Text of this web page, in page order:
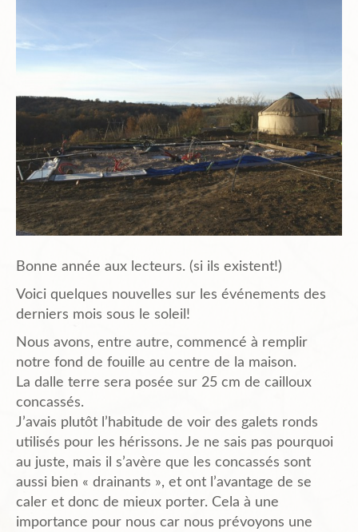
Chantiers Participatifs
Budget
Plans et Doc.
PIèces du Permis
Liens Amis
Biblio.
Bonne année aux lecteurs. (si ils existent!)
Voici quelques nouvelles sur les événements des
derniers mois sous le soleil!
Nous avons, entre autre, commencé à remplir
notre fond de fouille au centre de la maison.
La dalle terre sera posée sur 25 cm de cailloux
concassés.
J’avais plutôt l’habitude de voir des galets ronds
utilisés pour les hérissons. Je ne sais pas pourquoi
au juste, mais il s’avère que les concassés sont
aussi bien « drainants », et ont l’avantage de se
caler et donc de mieux porter. Cela à une
importance pour nous car nous prévoyons une